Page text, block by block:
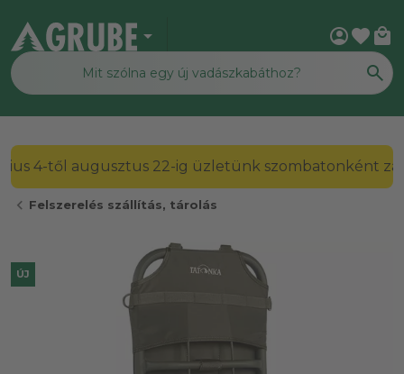
arrow_drop_down account_circlefavorite local_mall
2026. július 4-től augusztus 22-ig üzletünk
chevron_left Felszerelés szállítás, tárolás
ÚJ